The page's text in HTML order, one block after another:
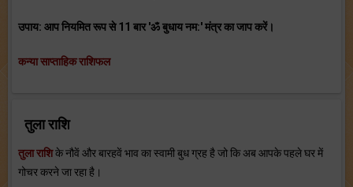
उपाय: आप नियमित रूप से 11 बार 'ॐ बुधाय नम:' मंत्र का जाप करें।
कन्या साप्ताहिक राशिफल
तुला राशि
तुला राशिके नौवें और बारहवें भाव का स्‍वामी बुध ग्रह है जो कि अब आपके पहले घर में
गोचर करने जा रहा है।